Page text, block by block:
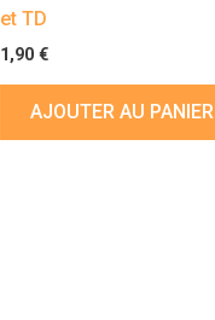
et TD
1,90€
AJOUTER AU PANIER